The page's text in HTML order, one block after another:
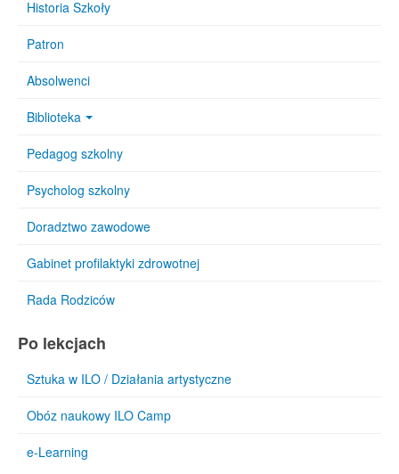
Historia Szkoły
Patron
Absolwenci
Biblioteka
Pedagog szkolny
Psycholog szkolny
Doradztwo zawodowe
Gabinet profilaktyki zdrowotnej
Rada Rodziców
Po lekcjach
Sztuka w ILO / Działania artystyczne
Obóz naukowy ILO Camp
e-Learning